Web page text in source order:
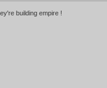
building empire !